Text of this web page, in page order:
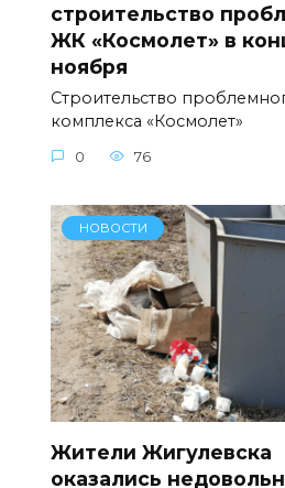
строительство
ЖК «Космолет» в
ноября
Строительство
комплекса «Космолет»
0 76
НОВОСТИ
Жители Жигулевска
оказались